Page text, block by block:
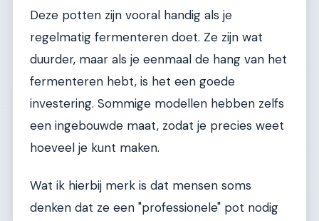
Deze potten zijn vooral handig als je
regelmatig fermenteren doet. Ze zijn wat
duurder, maar als je eenmaal de hang van het
fermenteren hebt, is het een goede
investering. Sommige modellen hebben zelfs
een ingebouwde maat, zodat je precies weet
hoeveel je kunt maken.
Wat ik hierbij merk is dat mensen soms
denken dat ze een "professionele" pot nodig